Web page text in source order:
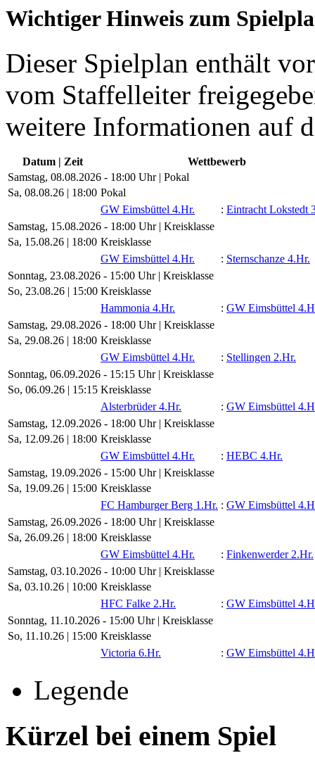
Wichtiger Hinweis zum
Dieser Spielplan enthält
vom Staffelleiter
weitere Informationen auf
Datum | Zeit
Wettbewerb
Samstag, 08.08.2026 - 18:00 Uhr | Pokal
Sa, 08.08.26 | 18:00 Pokal
GW Eimsbüttel 4.Hr.
: Eintracht Lokstedt
Samstag, 15.08.2026 - 18:00 Uhr | Kreisklasse
Sa, 15.08.26 | 18:00 Kreisklasse
GW Eimsbüttel 4.Hr.
: Sternschanze 4.Hr.
Sonntag, 23.08.2026 - 15:00 Uhr | Kreisklasse
So, 23.08.26 | 15:00 Kreisklasse
Hammonia 4.Hr.
: GW Eimsbüttel
Samstag, 29.08.2026 - 18:00 Uhr | Kreisklasse
Sa, 29.08.26 | 18:00 Kreisklasse
GW Eimsbüttel 4.Hr.
: Stellingen 2.Hr.
Sonntag, 06.09.2026 - 15:15 Uhr | Kreisklasse
So, 06.09.26 | 15:15 Kreisklasse
Alsterbrüder 4.Hr.
: GW Eimsbüttel
Samstag, 12.09.2026 - 18:00 Uhr | Kreisklasse
Sa, 12.09.26 | 18:00 Kreisklasse
GW Eimsbüttel 4.Hr.
: HEBC 4.Hr.
Samstag, 19.09.2026 - 15:00 Uhr | Kreisklasse
Sa, 19.09.26 | 15:00 Kreisklasse
FC Hamburger Berg 1.Hr. : GW Eimsbüttel
Samstag, 26.09.2026 - 18:00 Uhr | Kreisklasse
Sa, 26.09.26 | 18:00 Kreisklasse
GW Eimsbüttel 4.Hr.
: Finkenwerder 2.Hr.
Samstag, 03.10.2026 - 10:00 Uhr | Kreisklasse
Sa, 03.10.26 | 10:00 Kreisklasse
HFC Falke 2.Hr.
: GW Eimsbüttel
Sonntag, 11.10.2026 - 15:00 Uhr | Kreisklasse
So, 11.10.26 | 15:00 Kreisklasse
Victoria 6.Hr.
: GW Eimsbüttel
Legende
Kürzel bei einem Spiel